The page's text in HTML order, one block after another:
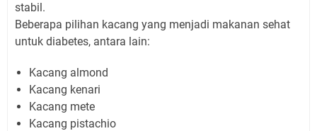
stabil.
Beberapa pilihan kacang yang menjadi makanan sehat
untuk diabetes, antara lain:
Kacang almond
Kacang kenari
Kacang mete
Kacang pistachio